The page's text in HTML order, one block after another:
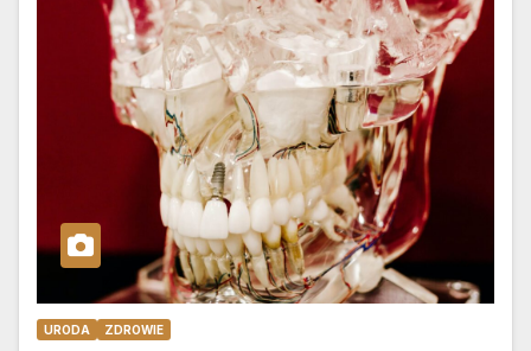
URODA ZDROWIE